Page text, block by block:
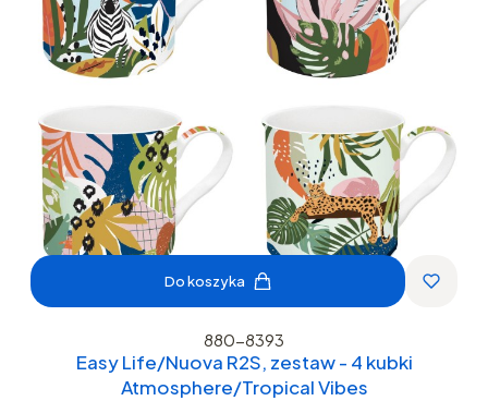
Do koszyka
880-8393
Easy Life/Nuova R2S, zestaw - 4 kubki
Atmosphere/Tropical Vibes